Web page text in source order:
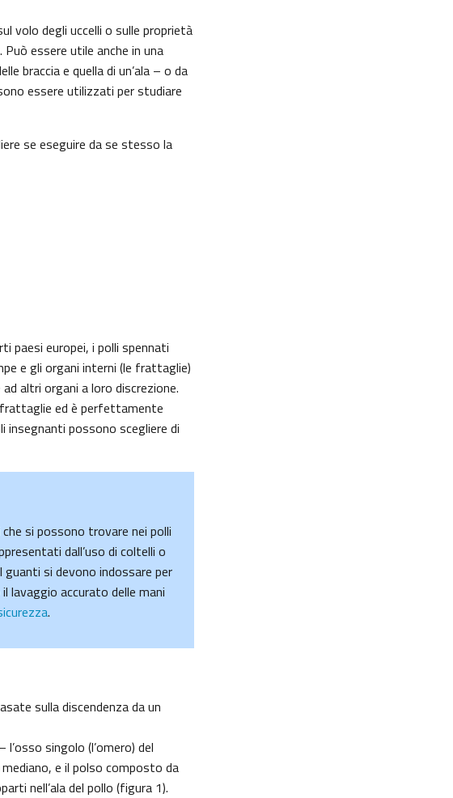
volo degli uccelli o sulle proprietà
essere utile anche in una
braccia e quella di un’ala – o da
essere utilizzati per studiare
se eseguire da se stesso la
paesi europei, i polli spennati
e gli organi interni (le frattaglie)
altri organi a loro discrezione.
frattaglie ed è perfettamente
insegnanti possono scegliere di
si possono trovare nei polli
dall’uso di coltelli o
guanti si devono indossare per
lavaggio accurato delle mani
.
sulla discendenza da un
singolo (l’omero) del
mediano, e il polso composto da
nell’ala del pollo (figura 1).